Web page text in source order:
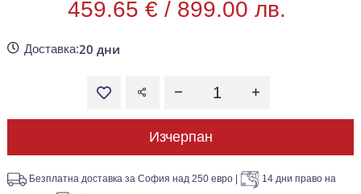
459.65 € / 899.00 лв.
Доставка:20 дни
Изчерпан
Безплатна доставка за София над 250 евро
14 дни право на